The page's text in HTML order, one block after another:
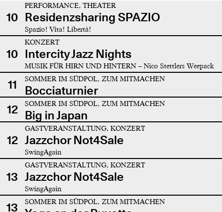
10
PERFORMANCE, THEATER
Residenzsharing SPAZIO
Spazio! Vita! Libertà!
10
KONZERT
Intercity Jazz Nights
MUSIK FÜR HIRN UND HINTERN – Nico Stettlers Weepack
11 SOMMER IM SÜDPOL, ZUM MITMACHEN
Bocciaturnier
12
SOMMER IM SÜDPOL, ZUM MITMACHEN
Big in Japan
12
GASTVERANSTALTUNG, KONZERT
Jazzchor Not4Sale
SwingAgain
13
GASTVERANSTALTUNG, KONZERT
Jazzchor Not4Sale
SwingAgain
13 SOMMER IM SÜDPOL, ZUM MITMACHEN